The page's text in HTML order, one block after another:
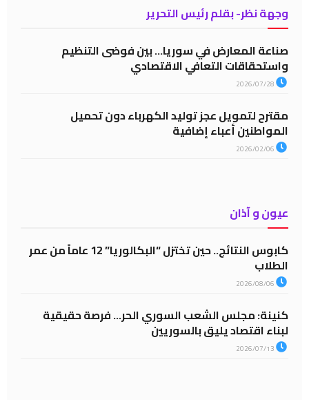
وجهة نظر- بقلم رئيس التحرير
صناعة المعارض في سوريا… بين فوضى التنظيم
واستحقاقات التعافي الاقتصادي
مقترح لتمويل عجز توليد الكهرباء دون تحميل
المواطنين أعباء إضافية
عيون و آذان
كابوس النتائج.. حين تختزل “البكالوريا” 12 عاماً من عمر
الطلاب
كنينة: مجلس الشعب السوري الحر… فرصة حقيقية
لبناء اقتصاد يليق بالسوريين